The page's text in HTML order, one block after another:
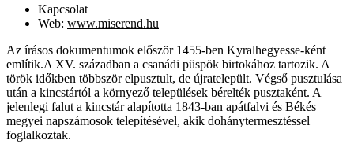
Kapcsolat
Web: www.miserend.hu
Az írásos dokumentumok először 1455-ben Kyralhegyesse-ként
említik.A XV. században a csanádi püspök birtokához tartozik. A
török időkben többször elpusztult, de újratelepült. Végső pusztulása
után a kincstártól a környező települések bérelték pusztaként. A
jelenlegi falut a kincstár alapította 1843-ban apátfalvi és Békés
megyei napszámosok telepítésével, akik dohánytermesztéssel
foglalkoztak.